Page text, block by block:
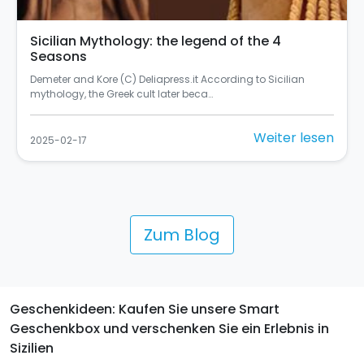
Sicilian Mythology: the legend of the 4
Seasons
Demeter and Kore (C) Deliapress.it According to Sicilian
mythology, the Greek cult later beca…
2025-02-17 Weiter lesen
Zum Blog
Geschenkideen: Kaufen Sie unsere Smart
Geschenkbox und verschenken Sie ein Erlebnis in
Sizilien